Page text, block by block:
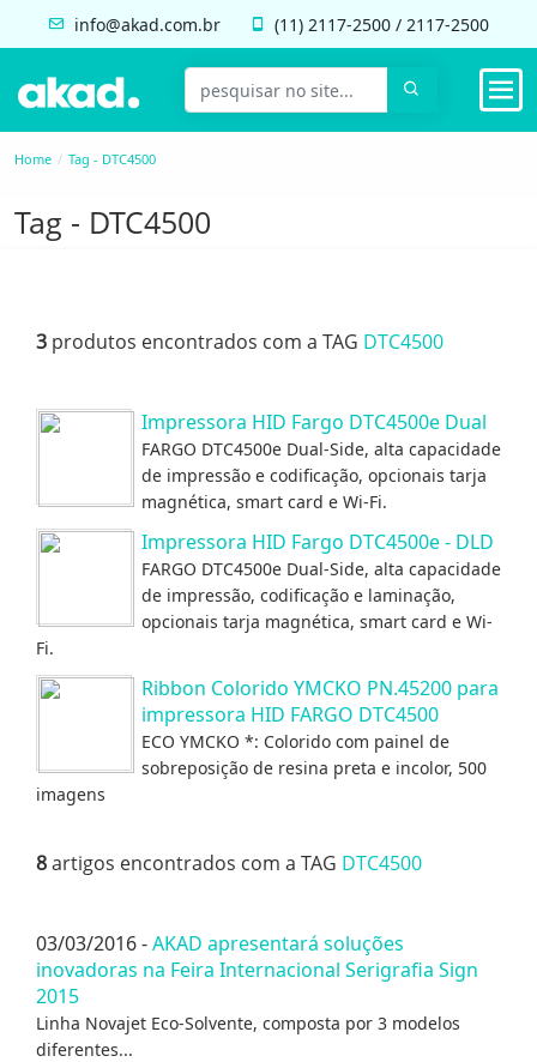
info@akad.com.br (11) 2117-2500 / 2117-2500
Home Tag - DTC4500
Tag - DTC4500
3 produtos encontrados com a TAG DTC4500
Impressora HID Fargo DTC4500e Dual
FARGO DTC4500e Dual-Side, alta capacidade
de impressão e codificação, opcionais tarja
magnética, smart card e Wi-Fi.
Impressora HID Fargo DTC4500e - DLD
FARGO DTC4500e Dual-Side, alta capacidade
de impressão, codificação e laminação,
opcionais tarja magnética, smart card e Wi-
Fi.
Ribbon Colorido YMCKO PN.45200 para
impressora HID FARGO DTC4500
ECO YMCKO *: Colorido com painel de
sobreposição de resina preta e incolor, 500
imagens
8artigos encontrados com a TAG DTC4500
03/03/2016 -AKAD apresentará soluções
inovadoras na Feira Internacional Serigrafia Sign
2015
Linha Novajet Eco-Solvente, composta por 3 modelos
diferentes...